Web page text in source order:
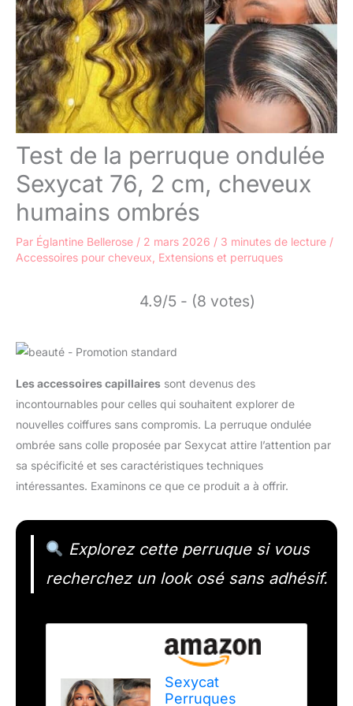
Test de la perruque ondulée
Sexycat 76, 2 cm, cheveux
humains ombrés
Par Églantine Bellerose / 2 mars 2026 / 3 minutes de lecture /
Accessoires pour cheveux, Extensions et perruques
4.9/5 - (8 votes)
Les accessoires capillaires sont devenus des
incontournables pour celles qui souhaitent explorer de
nouvelles coiffures sans compromis. La perruque ondulée
ombrée sans colle proposée par Sexycat attire l’attention par
sa spécificité et ses caractéristiques techniques
intéressantes. Examinons ce que ce produit a à offrir.
Explorez cette perruque si vous
recherchez un look osé sans adhésif.
Sexycat
Perruques